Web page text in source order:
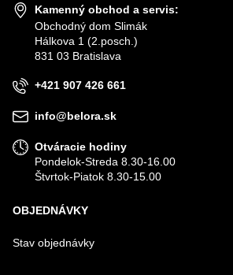
Kamenný obchod a servis:
Obchodný dom Slimák
Hálkova 1 (2.posch.)
831 03 Bratislava
+421 907 426 661
info@belora.sk
Otváracie hodiny
Pondelok-Streda 8.30-16.00
Štvrtok-Piatok 8.30-15.00
OBJEDNÁVKY
Stav objednávky